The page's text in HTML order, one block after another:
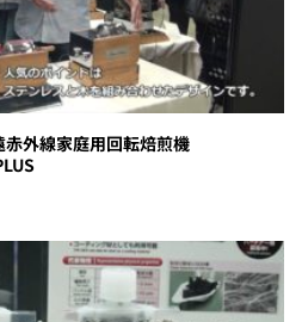
外線家庭用回転焙煎機